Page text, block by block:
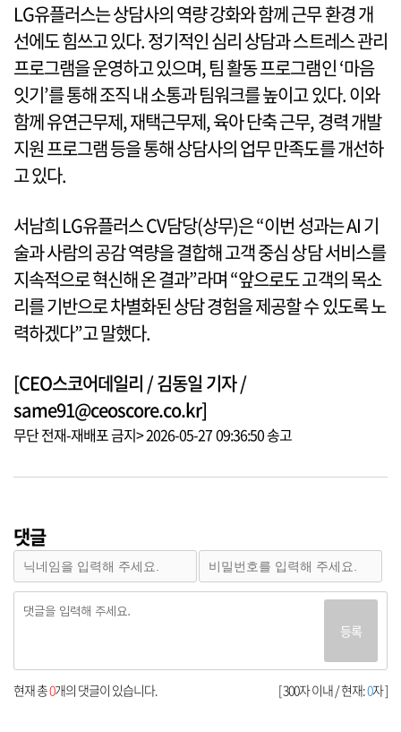
LG유플러스는 상담사의 역량 강화와 함께 근무 환경 개
선에도 힘쓰고 있다. 정기적인 심리 상담과 스트레스 관리
프로그램을 운영하고 있으며, 팀 활동 프로그램인 ‘마음
잇기’를 통해 조직 내 소통과 팀워크를 높이고 있다. 이와
함께 유연근무제, 재택근무제, 육아 단축 근무, 경력 개발
지원 프로그램 등을 통해 상담사의 업무 만족도를 개선하
고 있다.
서남희 LG유플러스 CV담당(상무)은 “이번 성과는 AI 기
술과 사람의 공감 역량을 결합해 고객 중심 상담 서비스를
지속적으로 혁신해 온 결과”라며 “앞으로도 고객의 목소
리를 기반으로 차별화된 상담 경험을 제공할 수 있도록 노
력하겠다”고 말했다.
[CEO스코어데일리 / 김동일 기자 /
same91@ceoscore.co.kr]
무단 전재-재배포 금지> 2026-05-27 09:36:50 송고
댓글
등록
[ 300자 이내 / 현재:0자 ]
현재 총0개의 댓글이 있습니다.